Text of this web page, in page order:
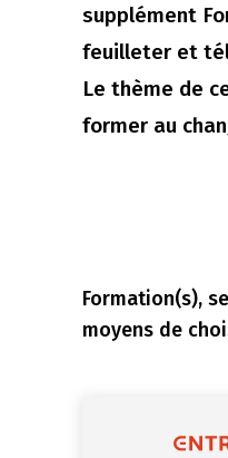
supplément
feuilleter et
Le thème de
former au
Formation(s),
moyens de